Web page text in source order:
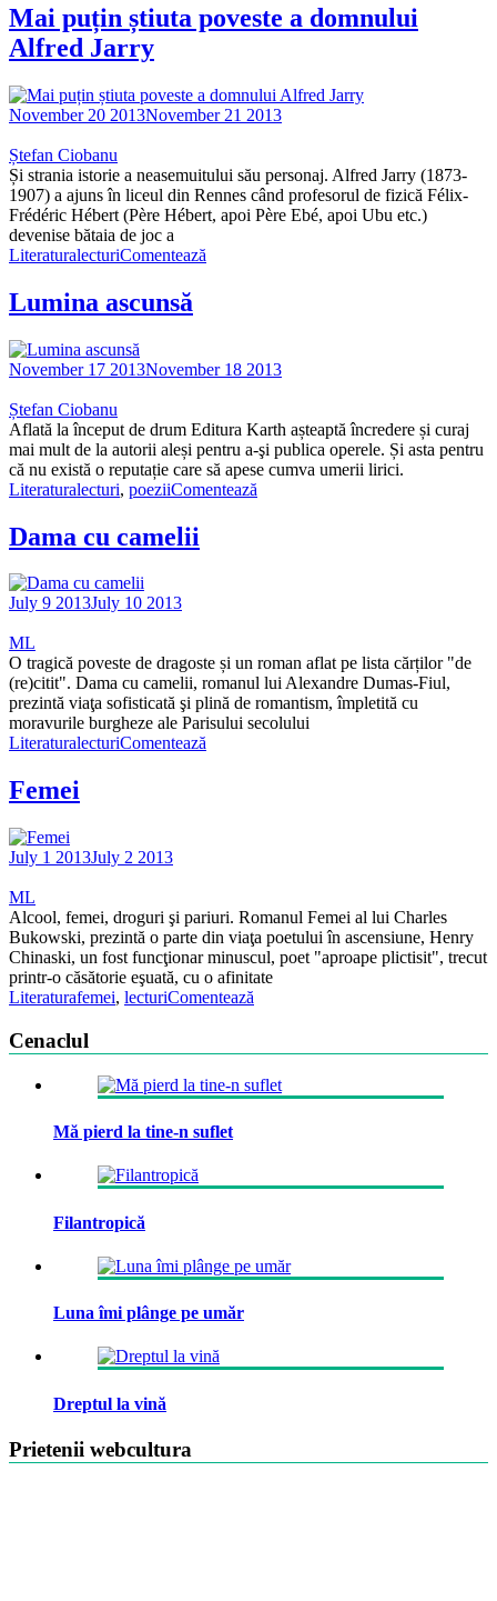
Mai puțin știuta poveste a domnului
Alfred Jarry
November 20 2013November 21 2013
Ștefan Ciobanu
Și strania istorie a neasemuitului său personaj. Alfred Jarry (1873-
1907) a ajuns în liceul din Rennes când profesorul de fizică Félix-
Frédéric Hébert (Père Hébert, apoi Père Ebé, apoi Ubu etc.)
devenise bătaia de joc a
LiteraturalecturiComentează
Lumina ascunsă
November 17 2013November 18 2013
Ștefan Ciobanu
Aflată la început de drum Editura Karth așteaptă încredere și curaj
mai mult de la autorii aleși pentru a-şi publica operele. Și asta pentru
că nu există o reputație care să apese cumva umerii lirici.
Literaturalecturi, poeziiComentează
Dama cu camelii
July 9 2013July 10 2013
ML
O tragică poveste de dragoste și un roman aflat pe lista cărților "de
(re)citit". Dama cu camelii, romanul lui Alexandre Dumas-Fiul,
prezintă viaţa sofisticată şi plină de romantism, împletită cu
moravurile burgheze ale Parisului secolului
LiteraturalecturiComentează
Femei
July 1 2013July 2 2013
ML
Alcool, femei, droguri şi pariuri. Romanul Femei al lui Charles
Bukowski, prezintă o parte din viaţa poetului în ascensiune, Henry
Chinaski, un fost funcţionar minuscul, poet "aproape plictisit", trecut
printr-o căsătorie eşuată, cu o afinitate
Literaturafemei, lecturiComentează
Cenaclul
Mă pierd la tine-n suflet
Filantropică
Luna îmi plânge pe umăr
Dreptul la vină
Prietenii webcultura